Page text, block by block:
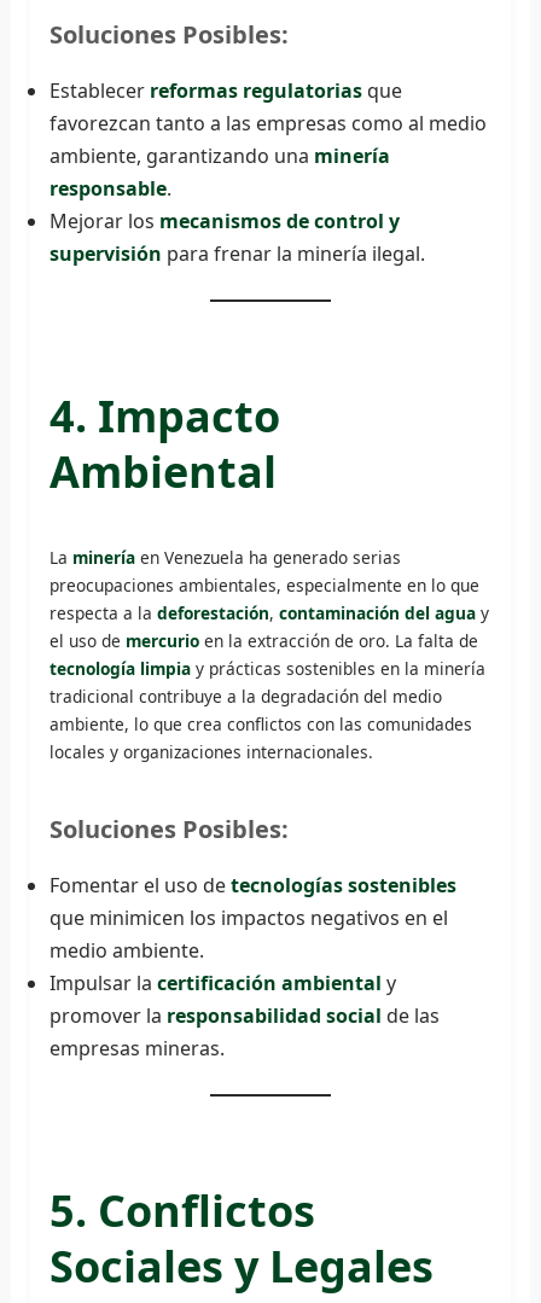
Soluciones Posibles:
Establecer reformas regulatoriasque
favorezcan tanto a las empresas como al medio
ambiente, garantizando una minería
responsable.
Mejorar los mecanismos de control y
supervisión para frenar la minería ilegal.
4. Impacto
Ambiental
La mineríaen Venezuela ha generado serias
preocupaciones ambientales, especialmente en lo que
respecta a la deforestación, contaminación del aguay
el uso de mercurioen la extracción de oro. La falta de
tecnología limpiay prácticas sostenibles en la minería
tradicional contribuye a la degradación del medio
ambiente, lo que crea conflictos con las comunidades
locales y organizaciones internacionales.
Soluciones Posibles:
Fomentar el uso detecnologías sostenibles
que minimicen los impactos negativos en el
medio ambiente.
Impulsar la certificación ambiental y
promover la responsabilidad social de las
empresas mineras.
5. Conflictos
Sociales y Legales